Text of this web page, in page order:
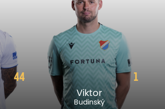
44 1
Viktor
Budinský